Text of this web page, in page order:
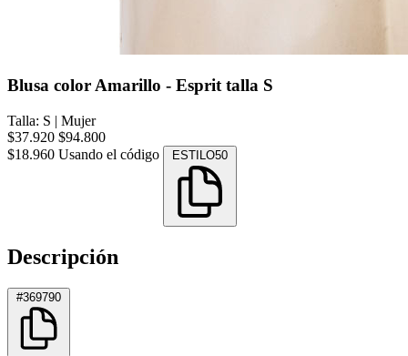
Blusa color Amarillo - Esprit talla S
Talla: S | Mujer
$37.920 $94.800
$18.960 Usando el código ESTILO50
Descripción
#369790